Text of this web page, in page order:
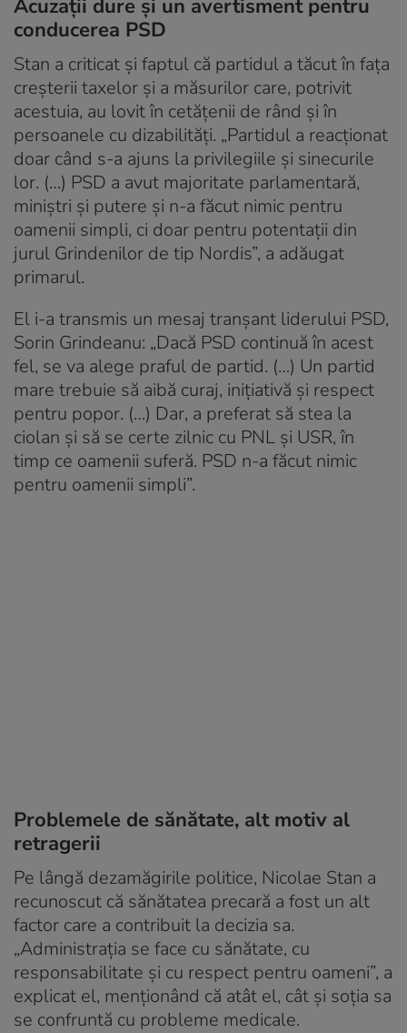
Acuzații dure și un avertisment pentru
conducerea PSD
Stan a criticat și faptul că partidul a tăcut în fața
creșterii taxelor și a măsurilor care, potrivit
acestuia, au lovit în cetățenii de rând și în
persoanele cu dizabilități. „Partidul a reacționat
doar când s-a ajuns la privilegiile și sinecurile
lor. (…) PSD a avut majoritate parlamentară,
miniștri și putere și n-a făcut nimic pentru
oamenii simpli, ci doar pentru potentații din
jurul Grindenilor de tip Nordis”, a adăugat
primarul.
El i-a transmis un mesaj tranșant liderului PSD,
Sorin Grindeanu: „Dacă PSD continuă în acest
fel, se va alege praful de partid. (…) Un partid
mare trebuie să aibă curaj, inițiativă și respect
pentru popor. (…) Dar, a preferat să stea la
ciolan și să se certe zilnic cu PNL și USR, în
timp ce oamenii suferă. PSD n-a făcut nimic
pentru oamenii simpli”.
Problemele de sănătate, alt motiv al
retragerii
Pe lângă dezamăgirile politice, Nicolae Stan a
recunoscut că sănătatea precară a fost un alt
factor care a contribuit la decizia sa.
„Administrația se face cu sănătate, cu
responsabilitate și cu respect pentru oameni”, a
explicat el, menționând că atât el, cât și soția sa
se confruntă cu probleme medicale.